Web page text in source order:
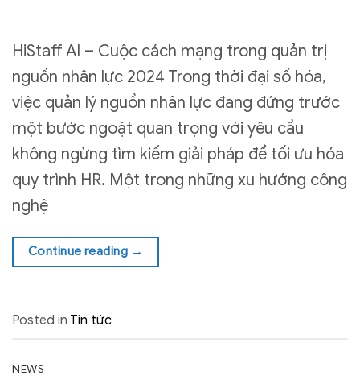
HiStaff AI – Cuộc cách mạng trong quản trị
nguồn nhân lực 2024 Trong thời đại số hóa,
việc quản lý nguồn nhân lực đang đứng trước
một bước ngoặt quan trọng với yêu cầu
không ngừng tìm kiếm giải pháp để tối ưu hóa
quy trình HR. Một trong những xu hướng công
nghệ
Continue reading →
Posted in Tin tức
NEWS